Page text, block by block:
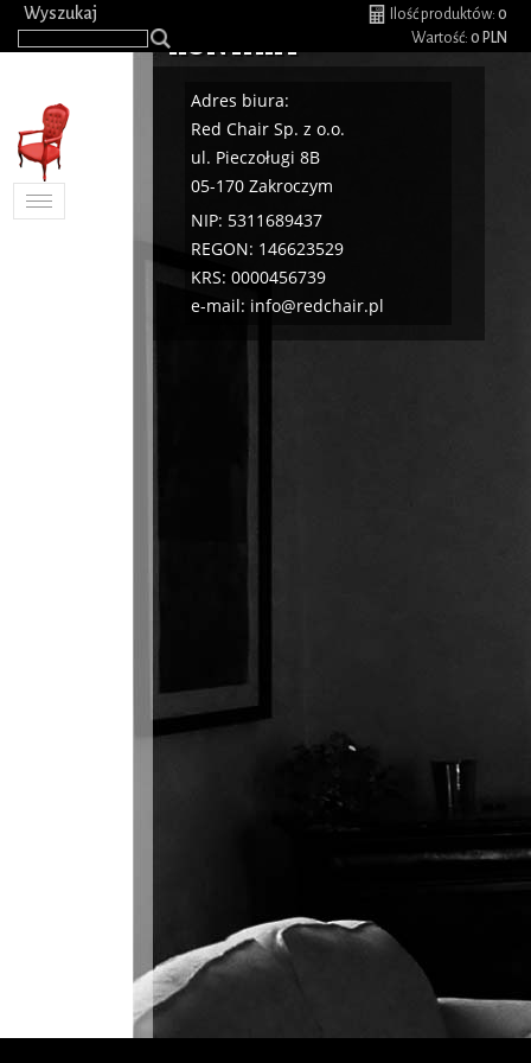
Wyszukaj Ilość produktów: 0
Wartość: 0 PLN
Toggle
KONTAKT
Adres biura:
Red Chair Sp. z o.o.
ul. Pieczoługi 8B
05-170 Zakroczym
NIP: 5311689437
REGON: 146623529
KRS: 0000456739
e-mail: info@redchair.pl